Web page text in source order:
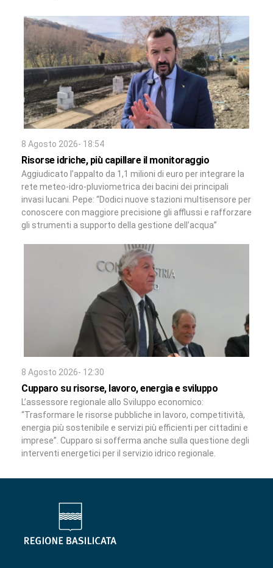
8 Agosto 2026- 18:54
Risorse idriche, più capillare il monitoraggio
Aggiudicato l’appalto da 1,1 milioni di euro per integrare la
rete meteo-idro-pluviometrica dei bacini dei principali
invasi lucani. Pepe: “Dodici nuove stazioni multisensore per
conoscere con maggiore precisione gli afflussi e rafforzare
gli strumenti a supporto della gestione dell’acqua”
8 Agosto 2026- 12:30
Cupparo su risorse, lavoro, energia e sviluppo
L’assessore regionale allo Sviluppo economico:
“Trasformare le risorse pubbliche in lavoro, competitività,
energia più sostenibile e servizi più efficienti per cittadini e
imprese”. Cupparo si sofferma anche sulla questione degli
interventi energetici per il servizio idrico regionale.